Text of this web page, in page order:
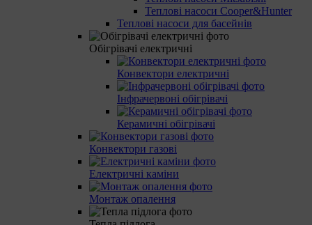
Теплові насоси Cooper&Hunter
Теплові насоси для басейнів
Обігрівачі електричні
Конвектори електричні
Інфрачервоні обігрівачі
Керамичні обігрівачі
Конвектори газові
Електричні каміни
Монтаж опалення